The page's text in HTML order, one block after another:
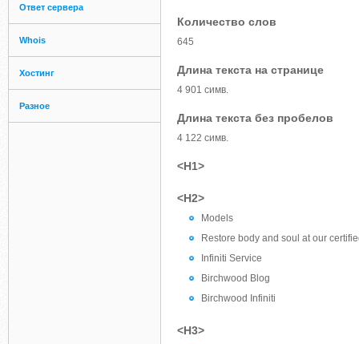
Ответ сервера
Whois
Хостинг
Разное
Количество слов
645
Длина текста на странице
4 901 симв.
Длина текста без пробелов
4 122 симв.
<H1>
<H2>
Models
Restore body and soul at our
Infiniti Service
Birchwood Blog
Birchwood Infiniti
<H3>